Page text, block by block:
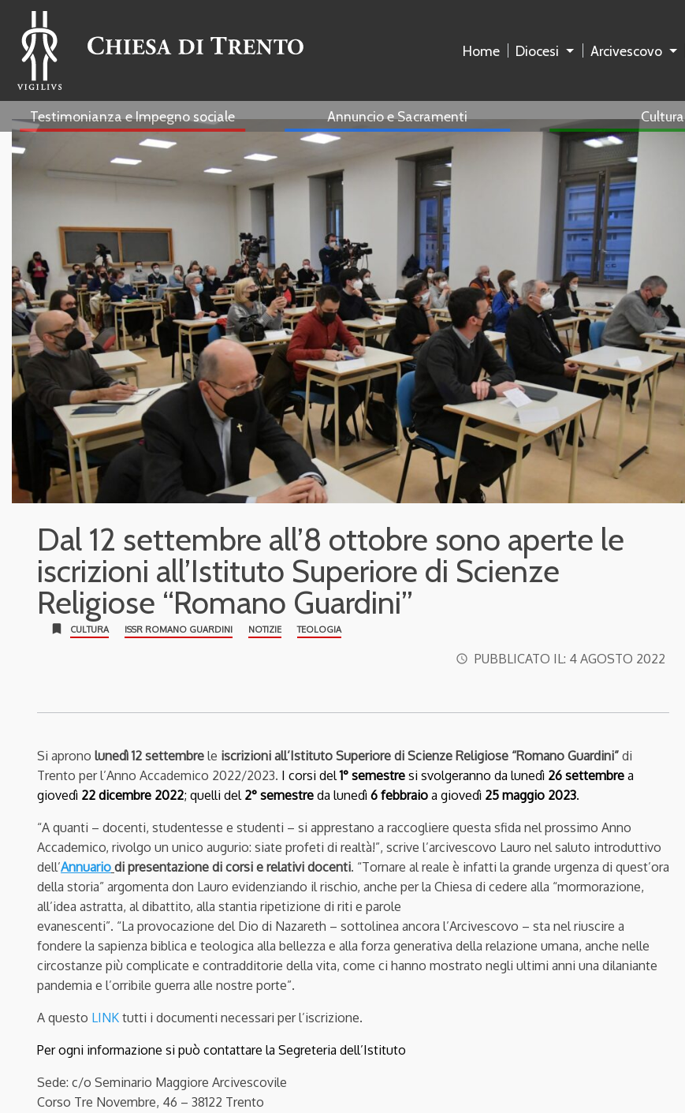
Home Diocesi Arcivescovo
Testimonianza e Impegno sociale Annuncio e Sacramenti Cultura
Dal 12 settembre all’8 ottobre sono aperte le
iscrizioni all’Istituto Superiore di Scienze
Religiose “Romano Guardini”
bookmark CULTURA ISSR ROMANO GUARDINI NOTIZIE TEOLOGIA
access_time PUBBLICATO IL: 4 AGOSTO 2022
Si aprono lunedì 12 settembre le iscrizioni all’Istituto Superiore di Scienze Religiose “Romano Guardini” di
Trento per l’Anno Accademico 2022/2023. I corsi del1° semestre si svolgeranno da lunedì 26 settembre a
giovedì 22 dicembre 2022; quelli del 2° semestre da lunedì 6 febbraio a giovedì 25 maggio 2023.
“A quanti – docenti, studentesse e studenti – si apprestano a raccogliere questa sfida nel prossimo Anno
Accademico, rivolgo un unico augurio: siate profeti di realtà!”, scrive l’arcivescovo Lauro nel saluto introduttivo
dell’Annuario di presentazione di corsi e relativi docenti. “Tornare al reale è infatti la grande urgenza di quest’ora
della storia” argomenta don Lauro evidenziando il rischio, anche per la Chiesa di cedere alla “mormorazione,
all’idea astratta, al dibattito, alla stantia ripetizione di riti e parole
evanescenti”. “La provocazione del Dio di Nazareth – sottolinea ancora l’Arcivescovo – sta nel riuscire a
fondere la sapienza biblica e teologica alla bellezza e alla forza generativa della relazione umana, anche nelle
circostanze più complicate e contradditorie della vita, come ci hanno mostrato negli ultimi anni una dilaniante
pandemia e l’orribile guerra alle nostre porte”.
A questo LINK tutti i documenti necessari per l’iscrizione.
Per ogni informazione si può contattare la Segreteria dell’Istituto
Sede: c/o Seminario Maggiore Arcivescovile
Corso Tre Novembre, 46 – 38122 Trento